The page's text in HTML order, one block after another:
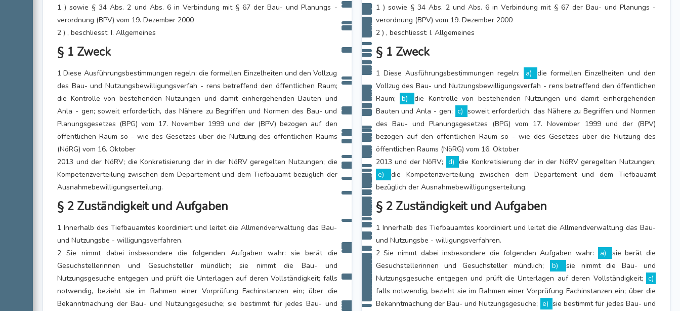
1 ) sowie § 34 Abs. 2 und Abs. 6 in Verbindung mit § 67 der Bau- und Planungs -
verordnung (BPV) vom 19. Dezember 2000
2 ) , beschliesst: I. Allgemeines
§ 1 Zweck
1 Diese Ausführungsbestimmungen regeln: die formellen Einzelheiten und den Vollzug
des Bau- und Nutzungsbewilligungsverfah - rens betreffend den öffentlichen Raum;
die Kontrolle von bestehenden Nutzungen und damit einhergehenden Bauten und
Anla - gen; soweit erforderlich, das Nähere zu Begriffen und Normen des Bau- und
Planungsgesetzes (BPG) vom 17. November 1999 und der (BPV) bezogen auf den
öffentlichen Raum so - wie des Gesetzes über die Nutzung des öffentlichen Raums
(NöRG) vom 16. Oktober
2013 und der NöRV; die Konkretisierung der in der NöRV geregelten Nutzungen; die
Kompetenzverteilung zwischen dem Departement und dem Tiefbauamt bezüglich der
Ausnahmebewilligungserteilung.
§ 2 Zuständigkeit und Aufgaben
1 Innerhalb des Tiefbauamtes koordiniert und leitet die Allmendverwaltung das Bau-
und Nutzungsbe - willigungsverfahren.
2 Sie nimmt dabei insbesondere die folgenden Aufgaben wahr: sie berät die
Gesuchstellerinnen und Gesuchsteller mündlich; sie nimmt die Bau- und
Nutzungsgesuche entgegen und prüft die Unterlagen auf deren Vollständigkeit; falls
notwendig, bezieht sie im Rahmen einer Vorprüfung Fachinstanzen ein; über die
Bekanntmachung der Bau- und Nutzungsgesuche; sie bestimmt für jedes Bau- und
1 ) sowie § 34 Abs. 2 und Abs. 6 in Verbindung mit § 67 der Bau- und Planungs -
verordnung (BPV) vom 19. Dezember 2000
2 ) , beschliesst: I. Allgemeines
§ 1 Zweck
1 Diese Ausführungsbestimmungen regeln: a)
die formellen Einzelheiten und den
Vollzug des Bau- und Nutzungsbewilligungsverfah - rens betreffend den öffentlichen
Raum;
b)
die Kontrolle von bestehenden Nutzungen und damit einhergehenden
Bauten und Anla - gen; c) soweit erforderlich, das Nähere zu Begriffen und Normen
des Bau- und Planungsgesetzes (BPG) vom 17. November 1999 und der (BPV)
bezogen auf den öffentlichen Raum so - wie des Gesetzes über die Nutzung des
öffentlichen Raums (NöRG) vom 16. Oktober
2013 und der NöRV; d) die Konkretisierung der in der NöRV geregelten Nutzungen;
e)
die Kompetenzverteilung zwischen dem Departement und dem Tiefbauamt
bezüglich der Ausnahmebewilligungserteilung.
§ 2 Zuständigkeit und Aufgaben
1 Innerhalb des Tiefbauamtes koordiniert und leitet die Allmendverwaltung das Bau-
und Nutzungsbe - willigungsverfahren.
2 Sie nimmt dabei insbesondere die folgenden Aufgaben wahr:
a)
sie berät die
Gesuchstellerinnen und Gesuchsteller mündlich;
b)
sie nimmt die Bau- und
Nutzungsgesuche entgegen und prüft die Unterlagen auf deren Vollständigkeit; c)
falls notwendig, bezieht sie im Rahmen einer Vorprüfung Fachinstanzen ein; über die
Bekanntmachung der Bau- und Nutzungsgesuche; e) sie bestimmt für jedes Bau- und